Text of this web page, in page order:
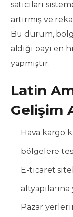
satıcıları
artırmış ve
Bu durum,
aldığı payı en
yapmıştır.
Latin
Gelişim
Hava kargo
bölgelere
E-ticaret
altyapılarına
Pazar